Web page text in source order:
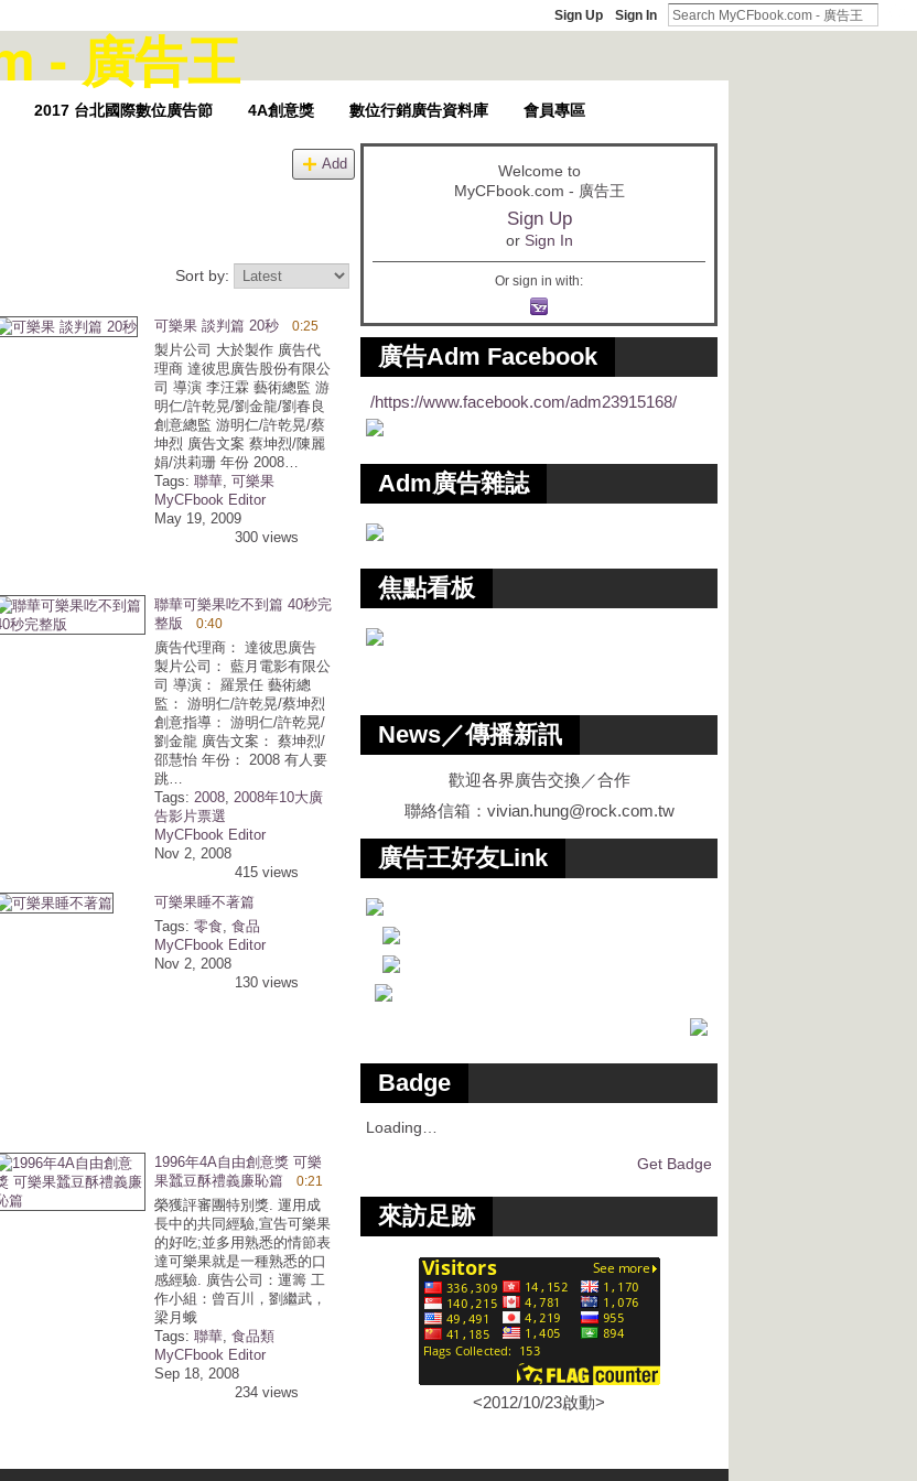
Sign Up Sign In
2017 台北國際數位廣告節 4A創意獎 數位行銷廣告資料庫 會員專區
Add
Sort by:
可樂果 談判篇 20秒 0:25
製片公司 大於製作 廣告代
理商 達彼思廣告股份有限公
司 導演 李汪霖 藝術總監 游
明仁/許乾晃/劉金龍/劉春良
創意總監 游明仁/許乾晃/蔡
坤烈 廣告文案 蔡坤烈/陳麗
娟/洪莉珊 年份 2008…
Tags: 聯華, 可樂果
MyCFbook Editor
May 19, 2009
300 views
聯華可樂果吃不到篇 40秒完
整版
0:40
廣告代理商： 達彼思廣告
製片公司： 藍月電影有限公
司 導演： 羅景任 藝術總
監： 游明仁/許乾晃/蔡坤烈
創意指導： 游明仁/許乾晃/
劉金龍 廣告文案： 蔡坤烈/
邵慧怡 年份： 2008 有人要
跳…
Tags: 2008, 2008年10大廣
告影片票選
MyCFbook Editor
Nov 2, 2008
415 views
可樂果睡不著篇
Tags: 零食, 食品
MyCFbook Editor
Nov 2, 2008
130 views
1996年4A自由創意獎 可樂
果蠶豆酥禮義廉恥篇
0:21
榮獲評審團特別獎. 運用成
長中的共同經驗,宣告可樂果
的好吃;並多用熟悉的情節表
達可樂果就是一種熟悉的口
感經驗. 廣告公司：運籌 工
作小組：曾百川，劉繼武，
梁月蛾
Tags: 聯華, 食品類
MyCFbook Editor
Sep 18, 2008
234 views
Welcome to
MyCFbook.com - 廣告王
Sign Up
or Sign In
Or sign in with:
廣告Adm Facebook
/https://www.facebook.com/adm23915168/
Adm廣告雜誌
焦點看板
News／傳播新訊
歡迎各界廣告交換／合作
聯絡信箱： vivian.hung@rock.com.tw
廣告王好友Link
Badge
Loading…
Get Badge
來訪足跡
<2012/10/23啟動>